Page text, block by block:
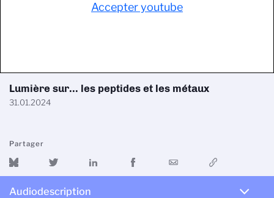
Accepter youtube
Lumière sur... les peptides et les métaux
31.01.2024
Partager
Audiodescription